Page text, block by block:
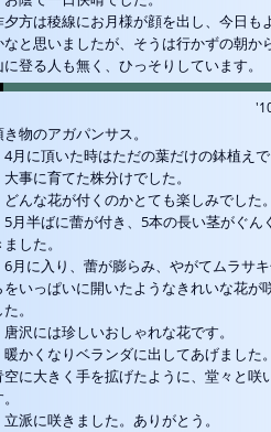
夕方は稜線にお月様が顔を出し、今日も
なと思いましたが、そうは行かずの朝か
に登る人も無く、ひっそりしています。
き物のアガパンサス。
に頂いた時はただの葉だけの鉢植えで
事に育てた株分けでした。
んな花が付くのかとても楽しみでした。
半ばに蕾が付き、5本の長い茎がぐん
した。
に入り、蕾が膨らみ、やがてムラサキ
をいっぱいに開いたようなきれいな花が
。
沢には珍しいおしゃれな花です。
かくなりベランダに出してあげました。
空に大きく手を拡げたように、堂々と咲
派に咲きました。ありがとう。